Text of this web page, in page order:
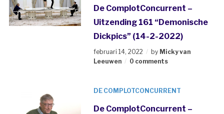
De ComplotConcurrent –
Uitzending 161 “Demonische
Dickpics” (14-2-2022)
februari 14, 2022 by Micky van
Leeuwen
0 comments
DE COMPLOTCONCURRENT
De ComplotConcurrent –